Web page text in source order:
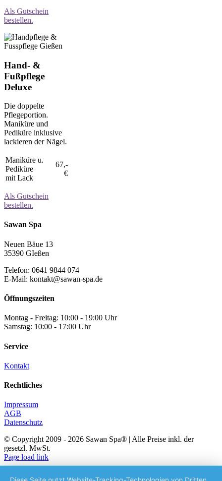
Als Gutschein
bestellen.
Hand- &
Fußpflege
Deluxe
Die doppelte
Pflegeportion.
Maniküre und
Pediküre inklusive
lackieren der Nägel.
Maniküre u.
Pediküre
mit Lack
67,-
€
Als Gutschein
bestellen.
Sawan Spa
Neuen Bäue 13
35390 GIeßen
Telefon: 0641 9844 074
E-Mail: kontakt@sawan-spa.de
Öffnungszeiten
Montag - Freitag: 10:00 - 19:00 Uhr
Samstag: 10:00 - 17:00 Uhr
Service
Kontakt
Rechtliches
Impressum
AGB
Datenschutz
© Copyright 2009 - 2026 Sawan Spa® | Alle Preise inkl. der
gesetzl. MwSt.
Facebook
Instagram
Page load link
Nach